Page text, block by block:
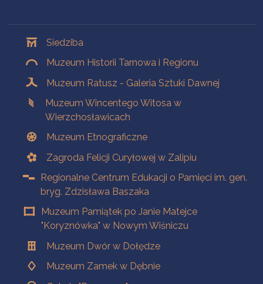
Siedziba
Muzeum Historii Tarnowa i Regionu
Muzeum Ratusz - Galeria Sztuki Dawnej
Muzeum Wincentego Witosa w
Wierzchosławicach
Muzeum Etnograficzne
Zagroda Felicji Curyłowej w Zalipiu
Regionalne Centrum Edukacji o Pamięci im. gen.
bryg. Zdzisława Baszaka
Muzeum Pamiątek po Janie Matejce
"Koryznówka" w Nowym Wiśniczu
Muzeum Dwór w Dołędze
Muzeum Zamek w Dębnie